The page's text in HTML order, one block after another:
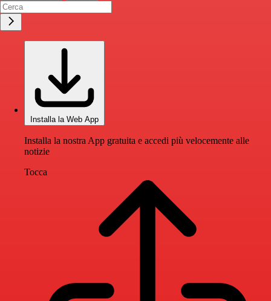
Installa la Web App
Installa la nostra App gratuita e accedi più velocemente alle
notizie
Tocca